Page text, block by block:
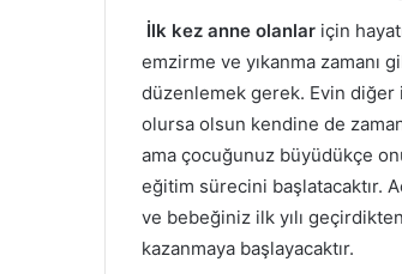
İlk kez anne olanlar için
emzirme ve yıkanma zamanı
düzenlemek gerek. Evin diğer
olursa olsun kendine de
ama çocuğunuz büyüdükçe
eğitim sürecini başlatacaktır.
ve bebeğiniz ilk yılı
kazanmaya başlayacaktır.